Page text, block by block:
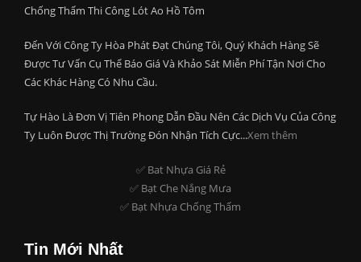
Chống Thấm Thi Công Lót Ao Hồ Tôm
Đến Với Công Ty Hòa Phát Đạt Chúng Tôi, Quý Khách Hàng Sẽ
Được Tư Vấn Cụ Thể Báo Giá Và Khảo Sát Miễn Phí Tận Nơi Cho
Các Khác Hàng Có Nhu Cầu.
Tự Hào Là Đơn Vị Tiên Phong Dẫn Đầu Nên Các Dịch Vụ Của Công
Ty Luôn Được Thị Trường Đón Nhận Tích Cực...Xem thêm
✅ Bat Nhựa Giá Rẻ
✅ Bạt Che Nắng Mưa
✅ Bạt Nhựa Chống Thấm
Tin Mới Nhất